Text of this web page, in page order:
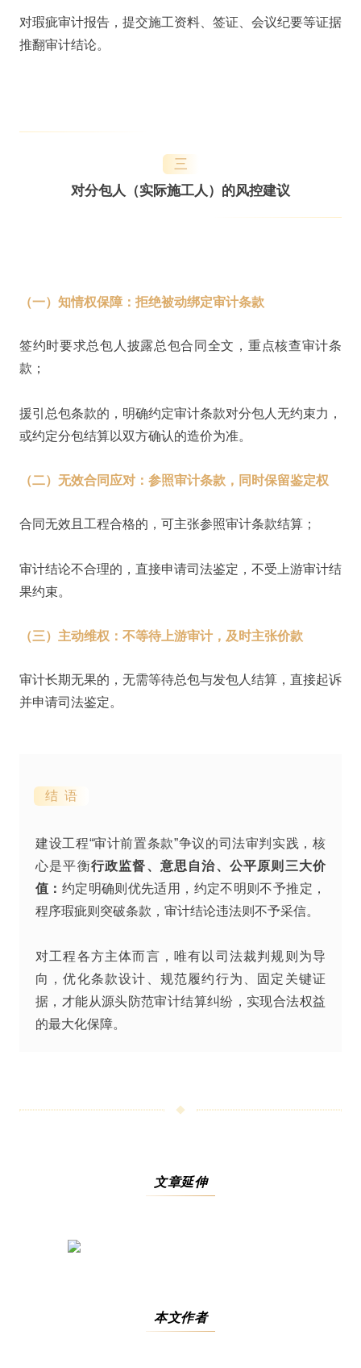
对瑕疵审计报告，提交施工资料、签证、会议纪要等证据
推翻审计结论。
三
对分包人（实际施工人）的风控建议
（一）知情权保障：拒绝被动绑定审计条款
签约时要求总包人披露总包合同全文，重点核查审计条
款；
援引总包条款的，明确约定审计条款对分包人无约束力，
或约定分包结算以双方确认的造价为准。
（二）无效合同应对：参照审计条款，同时保留鉴定权
合同无效且工程合格的，可主张参照审计条款结算；
审计结论不合理的，直接申请司法鉴定，不受上游审计结
果约束。
（三）主动维权：不等待上游审计，及时主张价款
审计长期无果的，无需等待总包与发包人结算，直接起诉
并申请司法鉴定。
结 语
建设工程“审计前置条款”争议的司法审判实践，核
心是平衡行政监督、意思自治、公平原则三大价
值 ： 约定明确则优先适用，约定不明则不予推定，
程序瑕疵则突破条款，审计结论违法则不予采信。
对工程各方主体而言，唯有以司法裁判规则为导
向，优化条款设计、规范履约行为、固定关键证
据，才能从源头防范审计结算纠纷，实现合法权益
的最大化保障。
文章延伸
本文作者